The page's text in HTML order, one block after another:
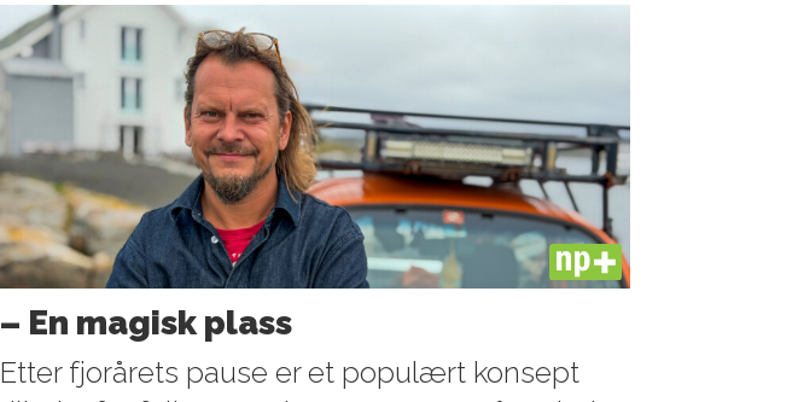
PLUS
– En magisk plass
Etter fjorårets pause er et populært konsept